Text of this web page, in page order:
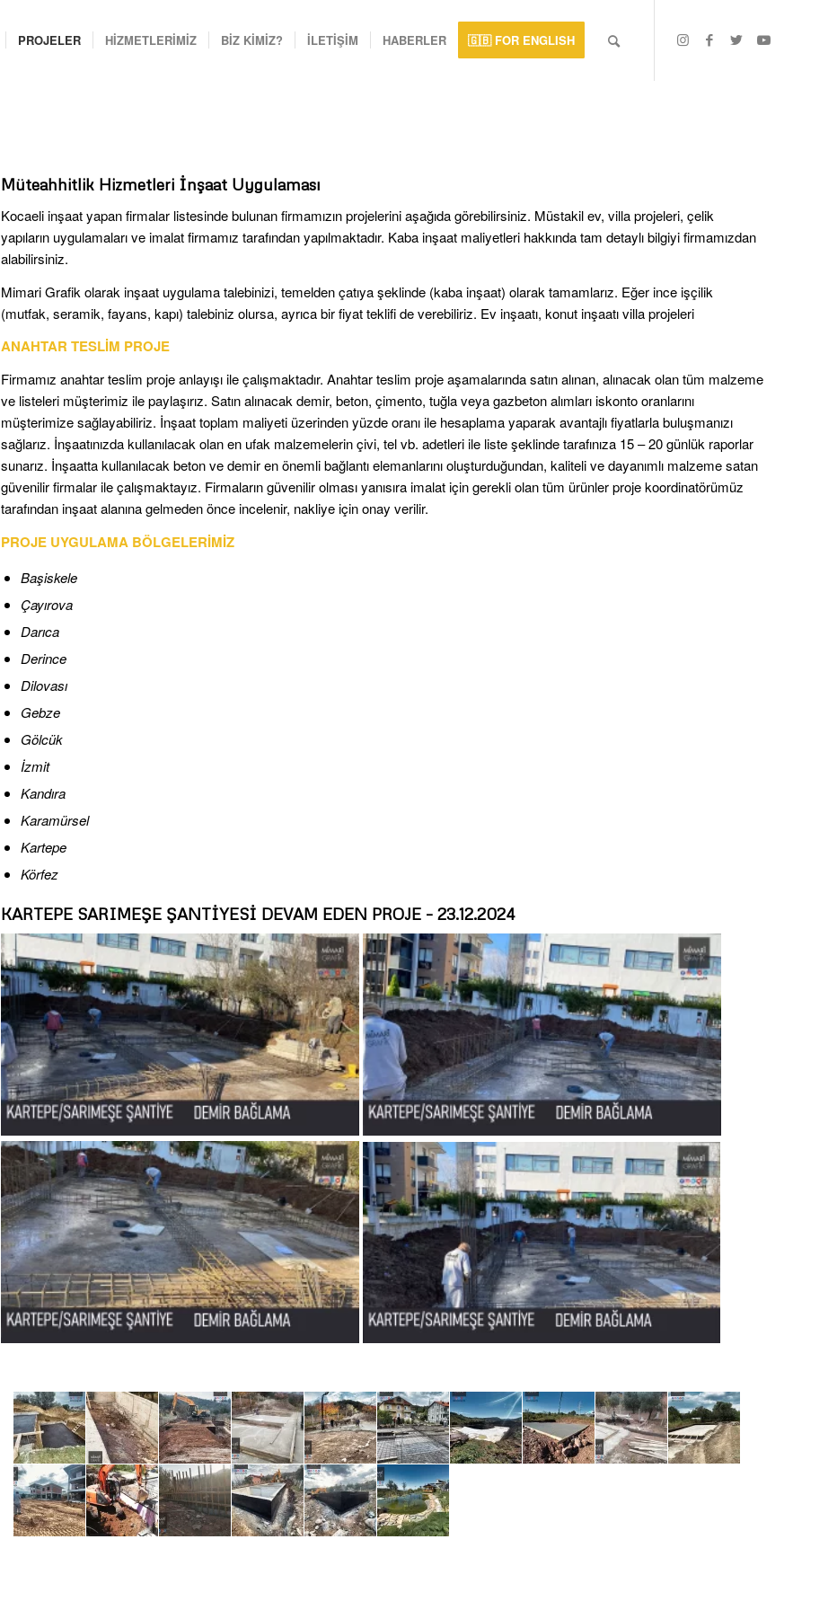
PROJELER HİZMETLERİMİZ BİZ KİMİZ? İLETİŞİM HABERLER 🇬🇧 FOR ENGLISH
Müteahhitlik Hizmetleri İnşaat Uygulaması
Kocaeli inşaat yapan firmalar listesinde bulunan firmamızın projelerini aşağıda görebilirsiniz. Müstakil ev, villa projeleri, çelik
yapıların uygulamaları ve imalat firmamız tarafından yapılmaktadır. Kaba inşaat maliyetleri hakkında tam detaylı bilgiyi firmamızdan
alabilirsiniz.
Mimari Grafik olarak inşaat uygulama talebinizi, temelden çatıya şeklinde (kaba inşaat) olarak tamamlarız. Eğer ince işçilik
(mutfak, seramik, fayans, kapı) talebiniz olursa, ayrıca bir fiyat teklifi de verebiliriz. Ev inşaatı, konut inşaatı villa projeleri
ANAHTAR TESLİM PROJE
Firmamız anahtar teslim proje anlayışı ile çalışmaktadır. Anahtar teslim proje aşamalarında satın alınan, alınacak olan tüm malzeme
ve listeleri müşterimiz ile paylaşırız. Satın alınacak demir, beton, çimento, tuğla veyagazbeton alımları iskonto oranlarını
müşterimize sağlayabiliriz. İnşaat toplam maliyeti üzerinden yüzde oranı ile hesaplama yaparak avantajlı fiyatlarla buluşmanızı
sağlarız. İnşaatınızda kullanılacak olan en ufak malzemelerin çivi, tel vb. adetleri ile liste şeklinde tarafınıza 15 – 20 günlük raporlar
sunarız. İnşaatta kullanılacak beton ve demir en önemli bağlantı elemanlarını oluşturduğundan, kaliteli ve dayanımlı malzeme satan
güvenilir firmalar ile çalışmaktayız. Firmaların güvenilir olması yanısıra imalat için gerekli olan tüm ürünler proje koordinatörümüz
tarafından inşaat alanına gelmeden önce incelenir, nakliye için onay verilir.
PROJE UYGULAMA BÖLGELERİMİZ
Başiskele
Çayırova
Darıca
Derince
Dilovası
Gebze
Gölcük
İzmit
Kandıra
Karamürsel
Kartepe
Körfez
KARTEPE SARIMEŞE ŞANTİYESİ DEVAM EDEN PROJE – 23.12.2024